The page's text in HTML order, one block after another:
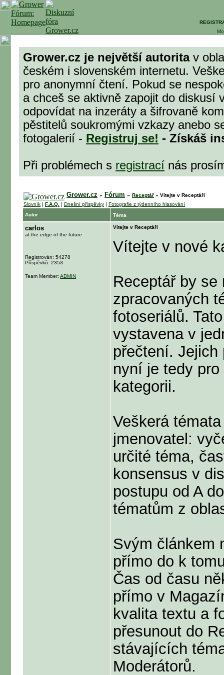
Grower.cz je největší autoritav
českém i slovenském internetu.
pro anonymní čtení. Pokud se
a chceš se aktivně zapojit do diskusí
odpovídat na inzeráty a šifrovaně
pěstitelů soukromými vzkazy anebo
fotogalerií - Registruj se! - Získáš
Při problémech s registrací nás
Grower.cz » Fórum » Receptář » Vítejte v Receptáři
Slovník | F.A.Q. | Dnešní příspěvky | Fotografie z týdenního hlasování
Autor
Téma
carlos
at the edge of the future
Registrován: 54278
Příspěvků: 2353
Team Member: ADMIN
Vítejte v Receptáři
Vítejte v nové
Receptář by se
zpracovaných
fotoseriálů.
vystavena v
přečtení. Jejich
nyní je tedy
kategorii.
Veškerá
jmenovatel:
určité téma,
konsensus v
postupu od A
tématům z
Svým článkem
přímo do k
Čas od času
přímo v
kvalita textu a
přesunout do
stávajících
Moderátorů.